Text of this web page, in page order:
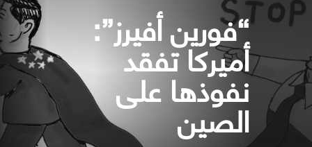
“فورين أفيرز”:
أميركا تفقد
نفوذها على
الصين